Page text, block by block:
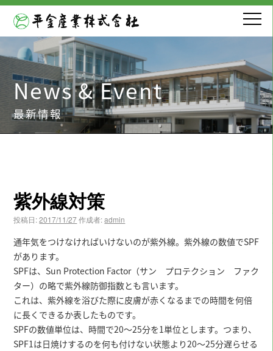
News & Event
最新情報
紫外線対策
投稿日:2017/11/27作成者:admin
通年気をつけなければいけないのが紫外線。紫外線の数値でSPF
があります。
SPFは、Sun Protection Factor（サン プロテクション ファク
ター）の略で紫外線防御指数とも言います。
これは、紫外線を浴びた際に皮膚が赤くなるまでの時間を何倍
に長くできるか表したものです。
SPFの数値単位は、時間で20～25分を1単位とします。つまり、
SPF1は日焼けするのを何も付けない状態より20～25分遅らせる